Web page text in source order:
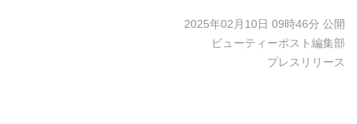
2025年02月10日 09時46分 公開
ビューティーポスト編集部
プレスリリース